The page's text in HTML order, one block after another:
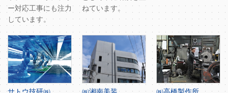
ー対応工事にも注力
しています。
ねています。